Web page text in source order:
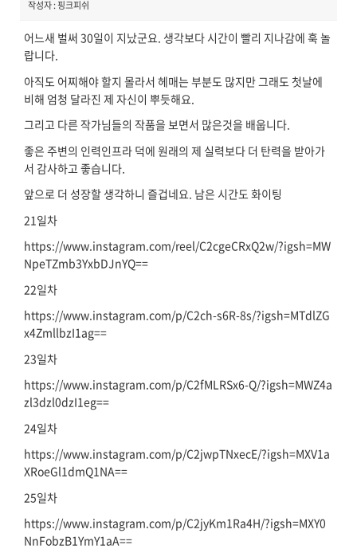
작성자 : 핑크피쉬
어느새 벌써 30일이 지났군요. 생각보다 시간이 빨리 지나감에 훅 놀
랍니다.
아직도 어찌해야 할지 몰라서 헤매는 부분도 많지만 그래도 첫날에
비해 엄청 달라진 제 자신이 뿌듯해요.
그리고 다른 작가님들의 작품을 보면서 많은것을 배웁니다.
좋은 주변의 인력인프라 덕에 원래의 제 실력보다 더 탄력을 받아가
서 감사하고 좋습니다.
앞으로 더 성장할 생각하니 즐겁네요. 남은 시간도 화이팅
21일차
https://www.instagram.com/reel/C2cgeCRxQ2w/?igsh=MW
NpeTZmb3YxbDJnYQ==
22일차
https://www.instagram.com/p/C2ch-s6R-8s/?igsh=MTdlZG
x4ZmllbzI1ag==
23일차
https://www.instagram.com/p/C2fMLRSx6-Q/?igsh=MWZ4a
zl3dzl0dzI1eg==
24일차
https://www.instagram.com/p/C2jwpTNxecE/?igsh=MXV1a
XRoeGl1dmQ1NA==
25일차
https://www.instagram.com/p/C2jyKm1Ra4H/?igsh=MXY0
NnFobzB1YmY1aA==